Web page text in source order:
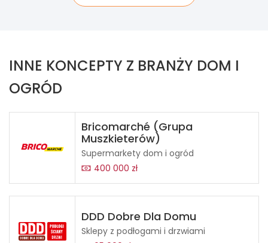
INNE KONCEPTY Z BRANŻY DOM I
OGRÓD
Bricomarché (Grupa
Muszkieterów)
Supermarkety dom i ogród
400 000 zł
DDD Dobre Dla Domu
Sklepy z podłogami i drzwiami